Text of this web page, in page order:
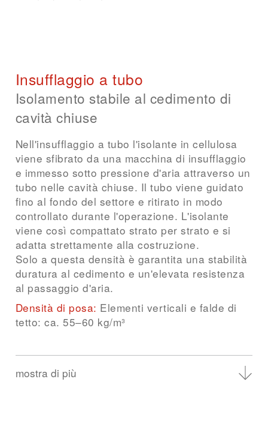
Insufflaggio a tubo
Isolamento stabile al cedimento di
cavità chiuse
Nell'insufflaggio a tubo l'isolante in cellulosa
viene sfibrato da una macchina di insufflaggio
e immesso sotto pressione d'aria attraverso un
tubo nelle cavità chiuse. Il tubo viene guidato
fino al fondo del settore e ritirato in modo
controllato durante l'operazione. L'isolante
viene così compattato strato per strato e si
adatta strettamente alla costruzione.
Solo a questa densità è garantita una stabilità
duratura al cedimento e un'elevata resistenza
al passaggio d'aria.
Densità di posa: Elementi verticali e falde di
tetto: ca. 55–60 kg/m³
mostra di più